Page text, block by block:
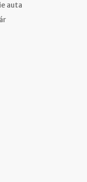
auta